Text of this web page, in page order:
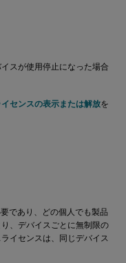
スが使用停止になった場合
センスの表示または解放を
であり、どの個人でも製品
、デバイスごとに無制限の
イセンスは、同じデバイス